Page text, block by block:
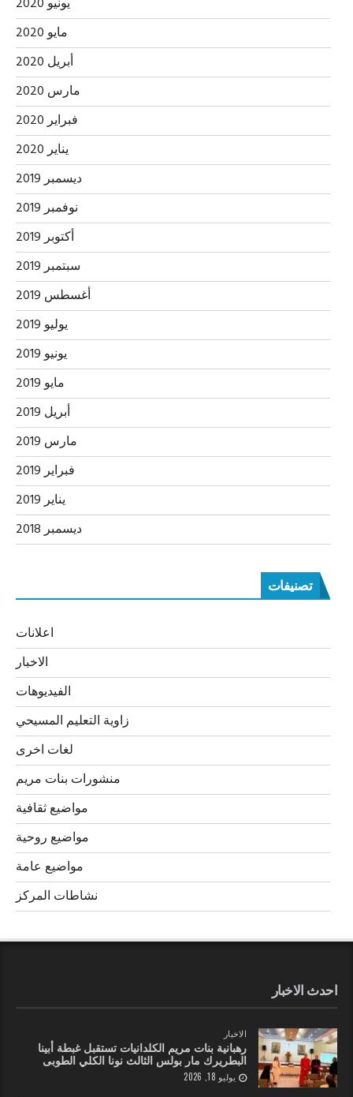
يونيو 2020
مايو 2020
أبريل 2020
مارس 2020
فبراير 2020
يناير 2020
ديسمبر 2019
نوفمبر 2019
أكتوبر 2019
سبتمبر 2019
أغسطس 2019
يوليو 2019
يونيو 2019
مايو 2019
أبريل 2019
مارس 2019
فبراير 2019
يناير 2019
ديسمبر 2018
تصنيفات
اعلانات
الاخبار
الفيديوهات
زاوية التعليم المسيحي
لغات اخرى
منشورات بنات مريم
مواضيع ثقافية
مواضيع روحية
مواضيع عامة
نشاطات المركز
احدث الاخبار
الاخبار
رهبانية بنات مريم الكلدانيات تستقبل غبطة أبينا
البطريرك مار بولس الثالث نونا الكلي الطوبى
يوليو 18, 2026